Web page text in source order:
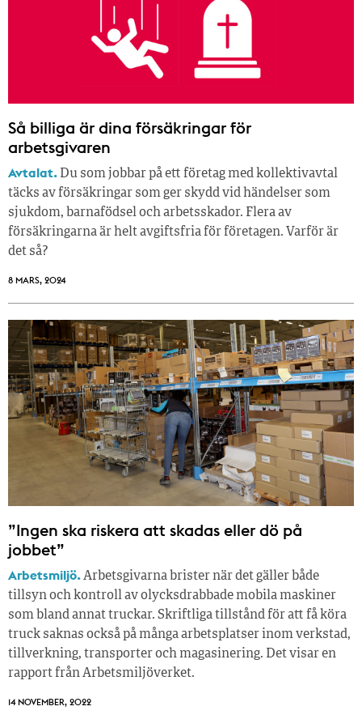
Så billiga är dina försäkringar för
arbetsgivaren
Avtalat. Du som jobbar på ett företag med kollektivavtal
täcks av försäkringar som ger skydd vid händelser som
sjukdom, barnafödsel och arbetsskador. Flera av
försäkringarna är helt avgiftsfria för företagen. Varför är
det så?
8 MARS, 2024
”Ingen ska riskera att skadas eller dö på
jobbet”
Arbetsmiljö.Arbetsgivarna brister när det gäller både
tillsyn och kontroll av olycksdrabbade mobila maskiner
som bland annat truckar. Skriftliga tillstånd för att få köra
truck saknas också på många arbetsplatser inom verkstad,
tillverkning, transporter och magasinering. Det visar en
rapport från Arbetsmiljöverket.
14 NOVEMBER, 2022